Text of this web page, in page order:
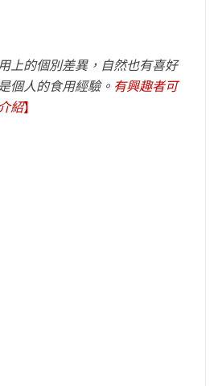
上的個別差異，自然也有喜好
個人的食用經驗。 有興趣者可
紹】